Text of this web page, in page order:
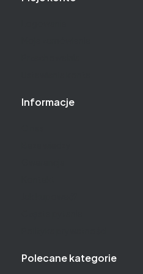
Informacje
Polecane kategorie